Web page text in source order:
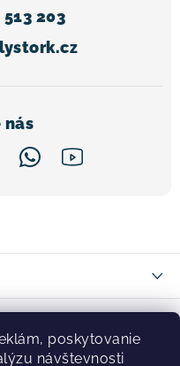
poskytovanie
návštevnosti
513 203